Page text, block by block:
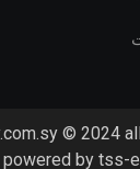
© 2024
powered by tss-